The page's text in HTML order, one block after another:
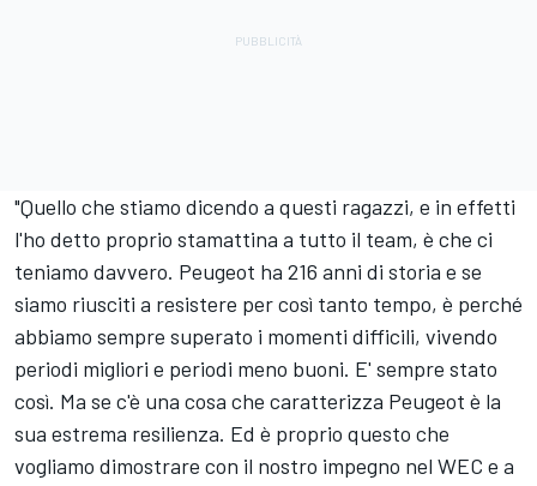
"Quello che stiamo dicendo a questi ragazzi, e in effetti
l'ho detto proprio stamattina a tutto il team, è che ci
teniamo davvero. Peugeot ha 216 anni di storia e se
siamo riusciti a resistere per così tanto tempo, è perché
abbiamo sempre superato i momenti difficili, vivendo
periodi migliori e periodi meno buoni. E' sempre stato
così. Ma se c'è una cosa che caratterizza Peugeot è la
sua estrema resilienza. Ed è proprio questo che
vogliamo dimostrare con il nostro impegno nel WEC e a